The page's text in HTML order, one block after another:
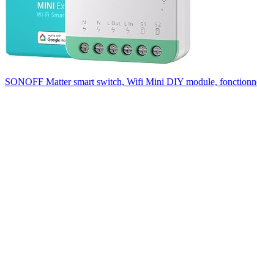
SONOFF Matter smart switch, Wifi Mini DIY module,